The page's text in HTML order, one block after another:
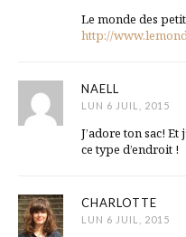
Le monde des
http://
NAELL
LUN 6 JUIL, 2015
J’adore ton sac!
ce type d’endroit !
CHARLOTTE
LUN 6 JUIL, 2015